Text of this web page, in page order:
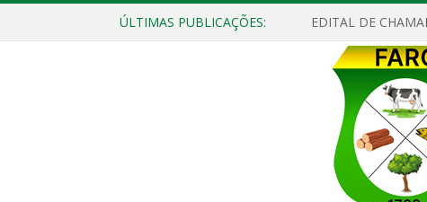
ÚLTIMAS PUBLICAÇÕES: EDITAL DE